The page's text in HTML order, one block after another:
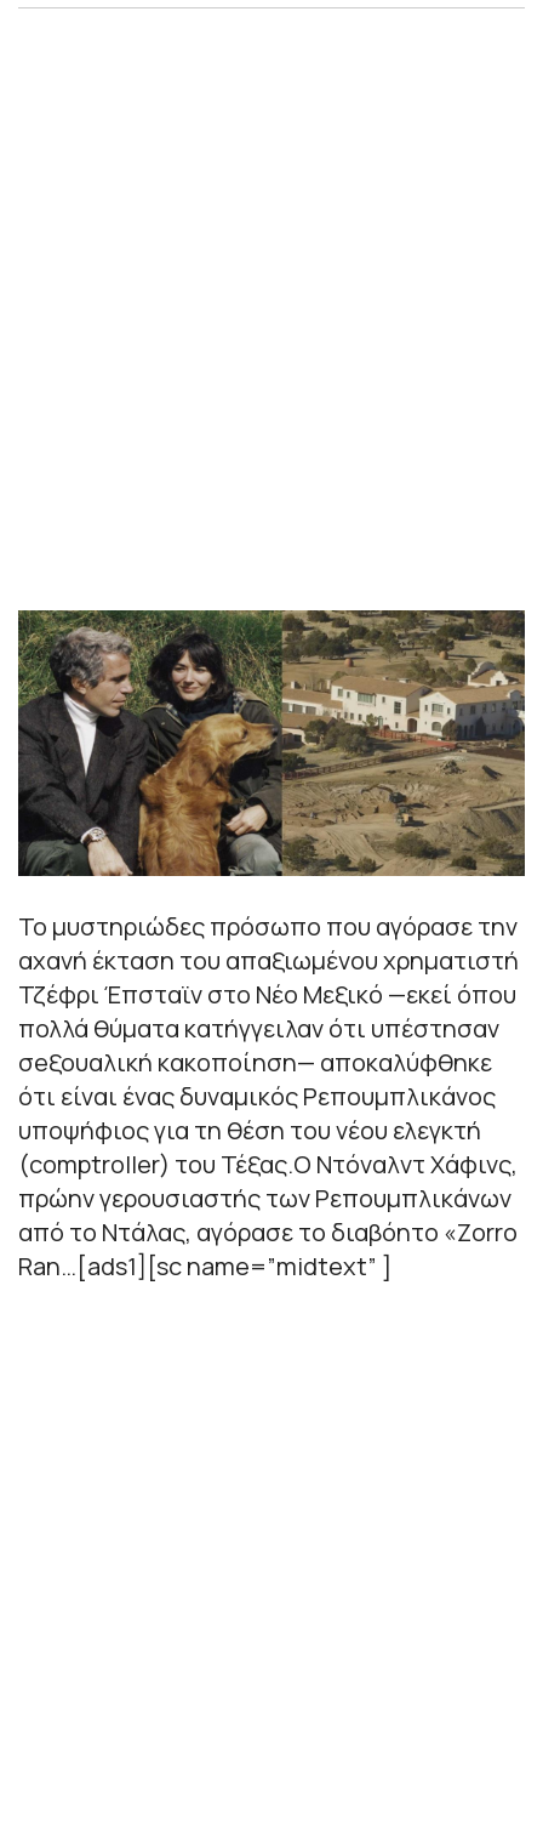
Το μυστηριώδες πρόσωπο που αγόρασε την
αχανή έκταση του απαξιωμένου χρηματιστή
Τζέφρι Έπσταϊν στο Νέο Μεξικό —εκεί όπου
πολλά θύματα κατήγγειλαν ότι υπέστησαν
σeξουαλική κακοποίηση— αποκαλύφθηκε
ότι είναι ένας δυναμικός Ρεπουμπλικάνος
υποψήφιος για τη θέση του νέου ελεγκτή
(comptroller) του Τέξας.Ο Ντόναλντ Χάφινς,
πρώην γερουσιαστής των Ρεπουμπλικάνων
από το Ντάλας, αγόρασε το διαβόητο «Zorro
Ran…[ads1][sc name=”midtext” ]